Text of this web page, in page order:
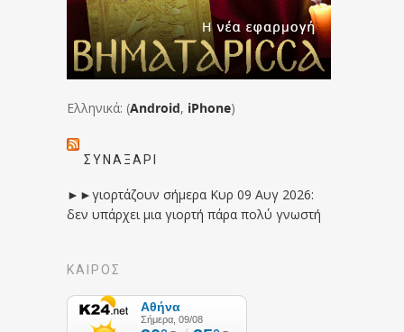
Ελληνικά: (Android, iPhone)
ΣΥΝΑΞΆΡΙ
►►γιορτάζουν σήμερα Κυρ 09 Αυγ 2026:
δεν υπάρχει μια γιορτή πάρα πολύ γνωστή
ΚΑΙΡΟΣ